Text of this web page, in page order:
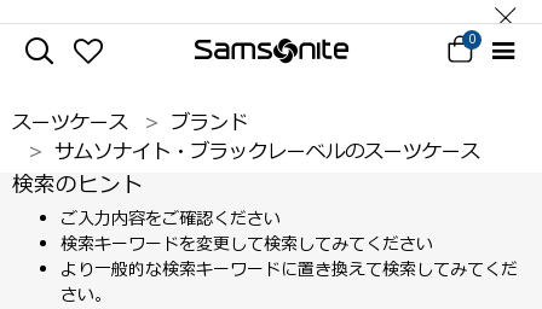
0
スーツケース
ブランド
サムソナイト・ブラックレーベルのスーツケース
検索のヒント
ご入力内容をご確認ください
検索キーワードを変更して検索してみてください
より一般的な検索キーワードに置き換えて検索してみてくだ
さい。